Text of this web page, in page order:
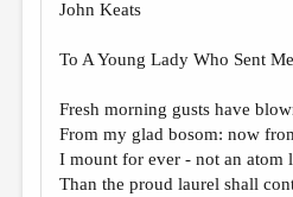
ОБЪЯВЛЕНИЯ
John Keats
To A Young Lady Who Sent
Fresh morning gusts have
From my glad bosom: now
I mount for ever - not an atom
Than the proud laurel shall